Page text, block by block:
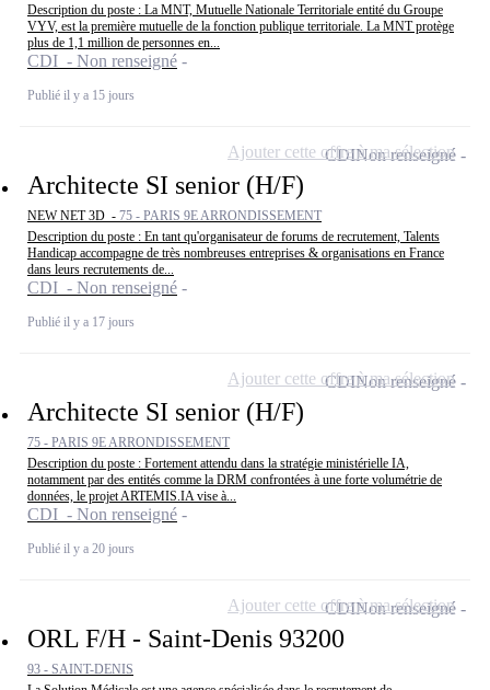
Description du poste : La MNT, Mutuelle Nationale Territoriale entité du Groupe
VYV, est la première mutuelle de la fonction publique territoriale. La MNT protège
plus de 1,1 million de personnes en...
CDI - Non renseigné
Publié il y a 15 jours
Architecte SI senior (H/F)
NEW NET 3D - 75 - PARIS 9E ARRONDISSEMENT
Description du poste : En tant qu'organisateur de forums de recrutement, Talents
Handicap accompagne de très nombreuses entreprises & organisations en France
dans leurs recrutements de...
CDI - Non renseigné
Publié il y a 17 jours
CDINon renseigné
Ajouter cette offre à ma sélection
Architecte SI senior (H/F)
75 - PARIS 9E ARRONDISSEMENT
Description du poste : Fortement attendu dans la stratégie ministérielle IA,
notamment par des entités comme la DRM confrontées à une forte volumétrie de
données, le projet ARTEMIS.IA vise à...
CDI - Non renseigné
Publié il y a 20 jours
CDINon renseigné
Ajouter cette offre à ma sélection
ORL F/H - Saint-Denis 93200
93 - SAINT-DENIS
CDINon renseigné
Ajouter cette offre à ma sélection